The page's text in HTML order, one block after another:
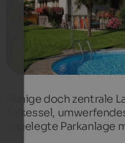
Ruhige doch zentrale
Talkessel,
angelegte